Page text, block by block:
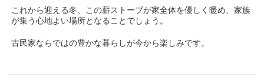
これから迎える冬、この薪ストーブが家全体を優しく暖め、家族
が集う心地よい場所となることでしょう。
古民家ならではの豊かな暮らしが今から楽しみです。